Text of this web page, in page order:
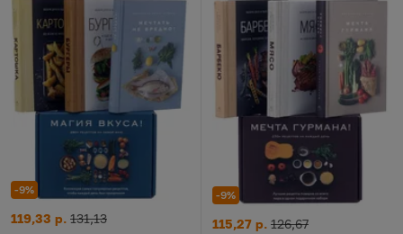
-9%
Магия вкуса. Комплект из 3 книг
Цена:
119,33 р.
Старая цена:
131,13
-9%
Мечта гурмана. Комплект из
Цена:
115,27 р.
Старая цена:
126,67